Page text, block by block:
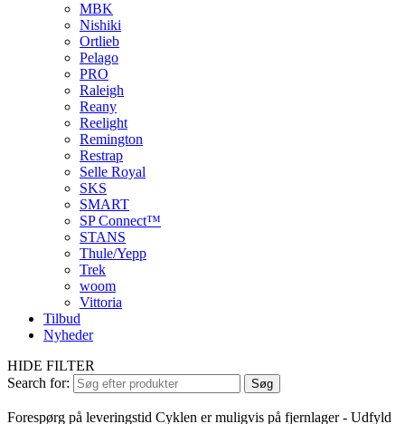
MBK
Nishiki
Ortlieb
Pelago
PRO
Raleigh
Reany
Reelight
Remington
Restrap
Selle Royal
SKS
SMART
SP Connect™
STANS
Thule/Yepp
Trek
woom
Vittoria
Tilbud
Nyheder
HIDE FILTER
Search for:
Søg
Forespørg på leveringstid Cyklen er muligvis på fjernlager - Udfyld